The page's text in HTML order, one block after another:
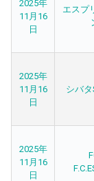
2025年
11月16
日
エスプ
2025年
11月16
日
シバタ
2025年
11月16
日